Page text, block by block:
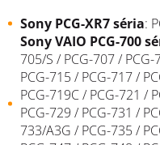
Sony PCG-XR7 séria:
SonyVAIO PCG-700
705/S / PCG-707 /
PCG-715 / PCG-717 /
PCG-719C / PCG-721 /
PCG-729 / PCG-731 /
733/A3G / PCG-735 /